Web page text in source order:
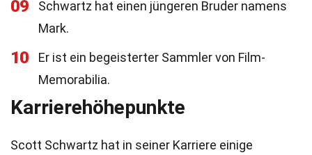
09
Schwartz hat einen jüngeren Bruder namens
Mark.
10
Er ist ein begeisterter Sammler von Film-
Memorabilia.
Karrierehöhepunkte
Scott Schwartz hat in seiner Karriere einige